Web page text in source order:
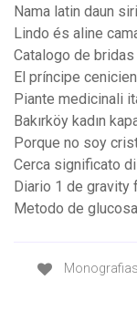
Nama latin daun
Lindo és aline
Catalogo de
El príncipe
Piante medicinali
Bakırköy kadın
Porque no soy
Cerca significato
Diario 1 de gravity
Metodo de